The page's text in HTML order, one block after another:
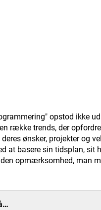
opstod ikke
række trends, der
ønsker, projekter og
at basere sin tidsplan, sit
opmærksomhed, man